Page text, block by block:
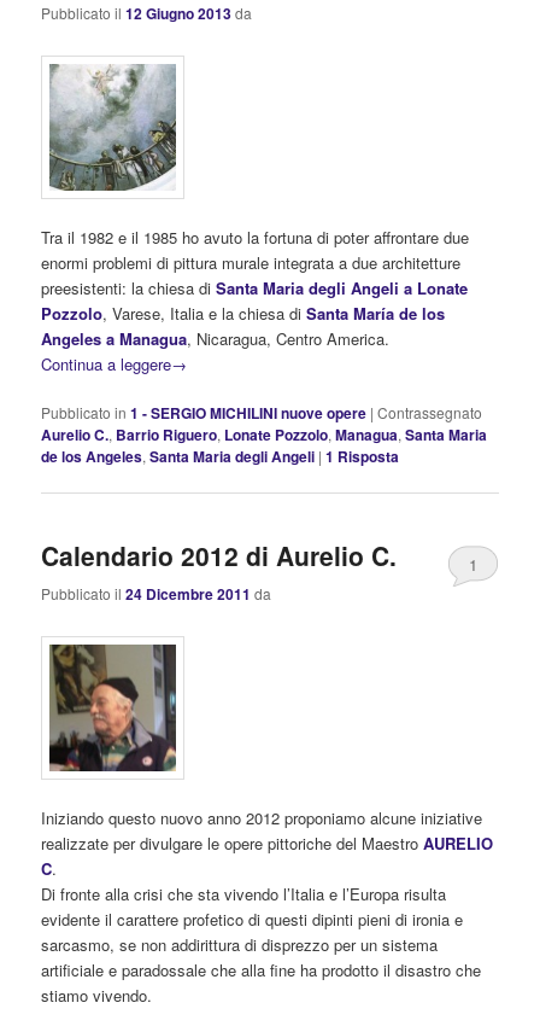
Pubblicato il12 Giugno 2013da
Tra il 1982 e il 1985 ho avuto la fortuna di poter affrontare due
enormi problemi di pittura murale integrata a due architetture
preesistenti: la chiesa diSanta Maria degli Angeli a Lonate
Pozzolo, Varese, Italia e la chiesa diSanta María de los
Angeles a Managua, Nicaragua, Centro America.
Continua a leggere→
Pubblicato in 1 - SERGIO MICHILINI nuove opere |Contrassegnato
Aurelio C., Barrio Riguero, Lonate Pozzolo,Managua,Santa Maria
de los Angeles,Santa Maria degli Angeli |1 Risposta
Calendario 2012 di Aurelio C.
Pubblicato il24 Dicembre 2011 da
1
Iniziando questo nuovo anno 2012 proponiamo alcune iniziative
realizzate per divulgare le opere pittoriche del MaestroAURELIO
C.
Di fronte alla crisi che sta vivendo l’Italia e l’Europa risulta
evidente il carattere profetico di questi dipinti pieni di ironia e
sarcasmo, se non addirittura di disprezzo per un sistema
artificiale e paradossale che alla fine ha prodotto il disastro che
stiamo vivendo.